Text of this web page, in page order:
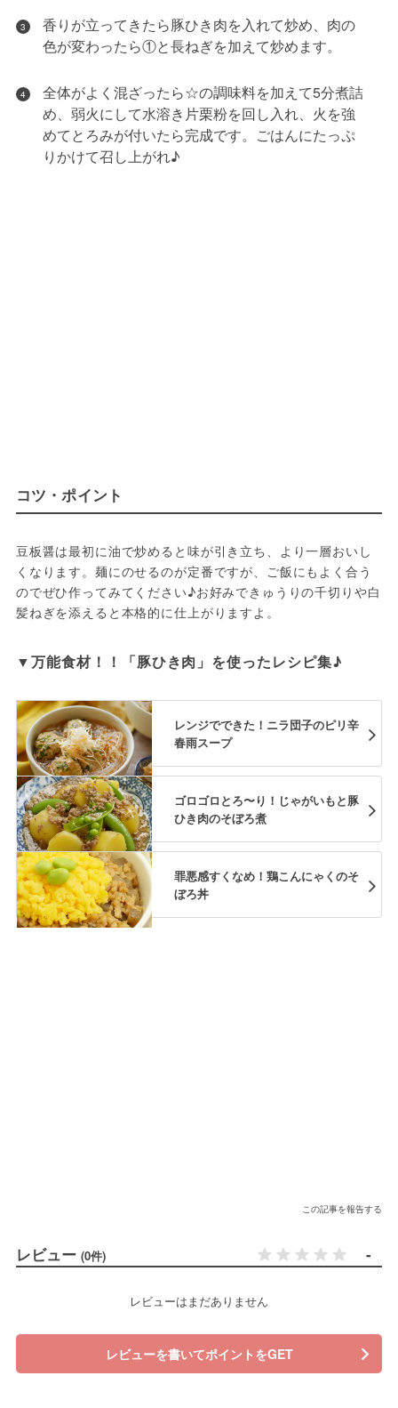
3
香りが立ってきたら豚ひき肉を入れて炒め、肉の
色が変わったら①と長ねぎを加えて炒めます。
4
全体がよく混ざったら☆の調味料を加えて5分煮詰
め、弱火にして水溶き片栗粉を回し入れ、火を強
めてとろみが付いたら完成です。ごはんにたっぷ
りかけて召し上がれ♪
コツ・ポイント
豆板醤は最初に油で炒めると味が引き立ち、より一層おいし
くなります。麺にのせるのが定番ですが、ご飯にもよく合う
のでぜひ作ってみてください♪お好みできゅうりの千切りや白
髪ねぎを添えると本格的に仕上がりますよ。
▼万能食材！！「豚ひき肉」を使ったレシピ集♪
レンジでできた！ニラ団子のピリ辛
春雨スープ
ゴロゴロとろ〜り！じゃがいもと豚
ひき肉のそぼろ煮
罪悪感すくなめ！鶏こんにゃくのそ
ぼろ丼
この記事を報告する
レビュー (0件) -
レビューはまだありません
レビューを書いてポイントをGET